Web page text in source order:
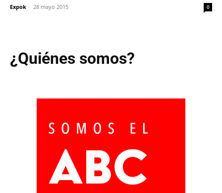
Expok - 28 mayo 2015 0
¿Quiénes somos?